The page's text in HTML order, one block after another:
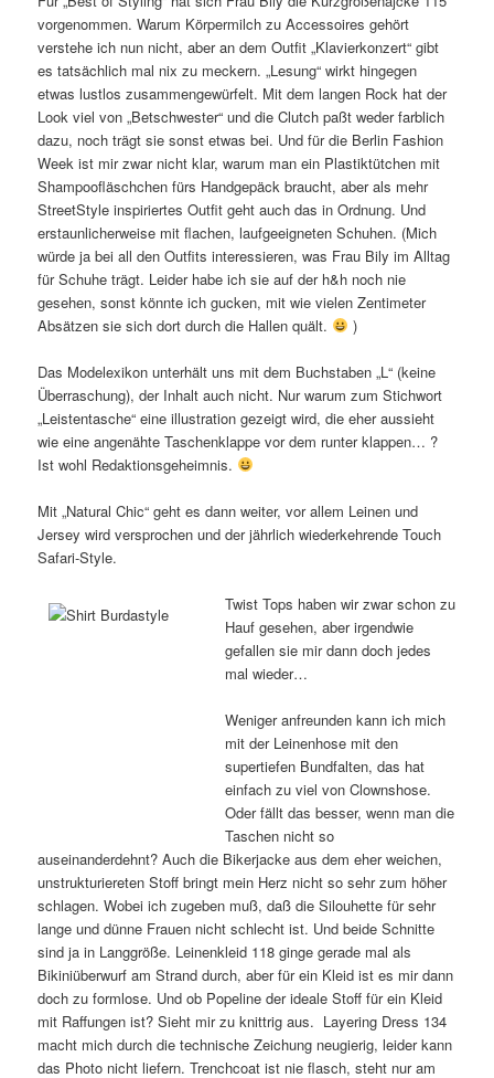
vorgenommen. Warum Körpermilch zu Accessoires gehört
verstehe ich nun nicht, aber an dem Outfit „Klavierkonzert“ gibt
es tatsächlich mal nix zu meckern. „Lesung“ wirkt hingegen
etwas lustlos zusammengewürfelt. Mit dem langen Rock hat der
Look viel von „Betschwester“ und die Clutch paßt weder farblich
dazu, noch trägt sie sonst etwas bei. Und für die Berlin Fashion
Week ist mir zwar nicht klar, warum man ein Plastiktütchen mit
Shampoofläschchen fürs Handgepäck braucht, aber als mehr
StreetStyle inspiriertes Outfit geht auch das in Ordnung. Und
erstaunlicherweise mit flachen, laufgeeigneten Schuhen. (Mich
würde ja bei all den Outfits interessieren, was Frau Bily im Alltag
für Schuhe trägt. Leider habe ich sie auf der h&h noch nie
gesehen, sonst könnte ich gucken, mit wie vielen Zentimeter
Absätzen sie sich dort durch die Hallen quält.
)
Das Modelexikon unterhält uns mit dem Buchstaben „L“ (keine
Überraschung), der Inhalt auch nicht. Nur warum zum Stichwort
„Leistentasche“ eine illustration gezeigt wird, die eher aussieht
wie eine angenähte Taschenklappe vor dem runter klappen… ?
Ist wohl Redaktionsgeheimnis.
Mit „Natural Chic“ geht es dann weiter, vor allem Leinen und
Jersey wird versprochen und der jährlich wiederkehrende Touch
Safari-Style.
Twist Tops haben wir zwar schon zu
Hauf gesehen, aber irgendwie
gefallen sie mir dann doch jedes
mal wieder…
Weniger anfreunden kann ich mich
mit der Leinenhose mit den
supertiefen Bundfalten, das hat
einfach zu viel von Clownshose.
Oder fällt das besser, wenn man die
Taschen nicht so
auseinanderdehnt? Auch die Bikerjacke aus dem eher weichen,
unstrukturiereten Stoff bringt mein Herz nicht so sehr zum höher
schlagen. Wobei ich zugeben muß, daß die Silouhette für sehr
lange und dünne Frauen nicht schlecht ist. Und beide Schnitte
sind ja in Langgröße. Leinenkleid 118 ginge gerade mal als
Bikiniüberwurf am Strand durch, aber für ein Kleid ist es mir dann
doch zu formlose. Und ob Popeline der ideale Stoff für ein Kleid
mit Raffungen ist? Sieht mir zu knittrig aus. Layering Dress 134
macht mich durch die technische Zeichung neugierig, leider kann
das Photo nicht liefern. Trenchcoat ist nie flasch, steht nur am